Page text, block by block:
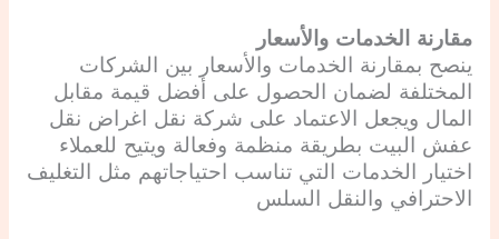
مقارنة الخدمات والأسعار
ينصح بمقارنة الخدمات والأسعار بين الشركات
المختلفة لضمان الحصول على أفضل قيمة مقابل
المال ويجعل الاعتماد على شركة نقل اغراض نقل
عفش البيت بطريقة منظمة وفعالة ويتيح للعملاء
اختيار الخدمات التي تناسب احتياجاتهم مثل التغليف
الاحترافي والنقل السلس